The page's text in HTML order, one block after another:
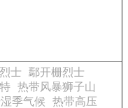
士
鄢开栅烈士
热带风暴狮子山
季气候
热带高压